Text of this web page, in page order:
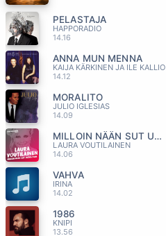
PELASTAJA
HAPPORADIO
14.16
ANNA MUN MENNA
KAIJA KÄRKINEN JA ILE KALLIO
14.12
MORALITO
JULIO IGLESIAS
14.09
MILLOIN NÄÄN SUT UUDESTAAN
LAURA VOUTILAINEN
14.06
VAHVA
IRINA
14.02
1986
KNIPI
13.56